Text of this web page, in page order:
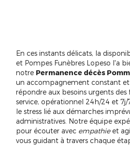
En ces instants délicats, la
et Pompes Funèbres Lopeso l'a
notre Permanence décès
un accompagnement constant
répondre aux besoins urgents des
service, opérationnel 24h/24 et
le stress lié aux démarches
administratives. Notre équipe
pour écouter avec empathieet
vous guidant à travers chaque